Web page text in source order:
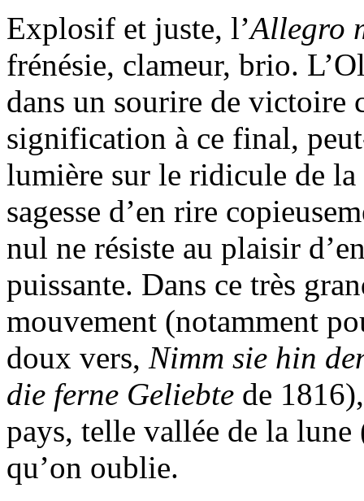
Explosif et juste, l’Allegro
frénésie, clameur, brio.
dans un sourire de victoire
signification à ce final,
lumière sur le ridicule de la
sagesse d’en rire
nul ne résiste au plaisir
puissante. Dans ce très
mouvement (notamment
doux vers, Nimm sie hin
die ferne Geliebte de
pays, telle vallée de la
qu’on oublie.